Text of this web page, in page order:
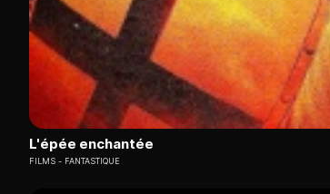
L'épée enchantée
FILMS FANTASTIQUE